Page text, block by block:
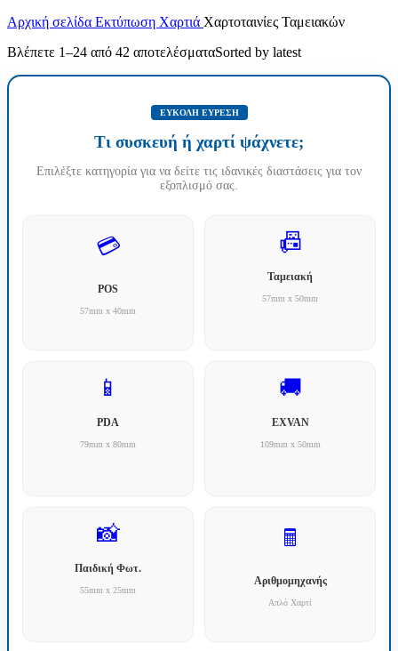
Αρχική σελίδα Εκτύπωση Χαρτιά Χαρτοταινίες Ταμειακών
Βλέπετε 1–24 από 42 αποτελέσματαSorted by latest
ΕΥΚΟΛΗ ΕΥΡΕΣΗ
Τι συσκευή ή χαρτί ψάχνετε;
Επιλέξτε κατηγορία για να δείτε τις ιδανικές διαστάσεις για τον
εξοπλισμό σας.
💳
POS
57mm x 40mm
📠
Ταμειακή
57mm x 50mm
📱
PDA
79mm x 80mm
🚚
EXVAN
109mm x 50mm
📸
Παιδική Φωτ.
55mm x 25mm
🖩
Αριθμομηχανής
Απλό Χαρτί